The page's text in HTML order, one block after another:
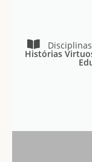
Histórias